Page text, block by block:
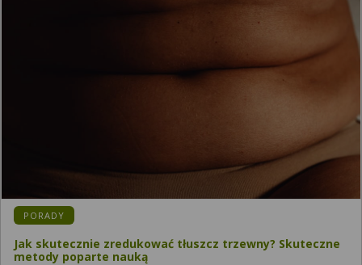
PORADY
Jak skutecznie zredukować tłuszcz trzewny? Skuteczne
metody poparte nauką